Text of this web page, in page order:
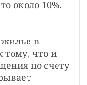
около 10%.
жилье в
тому, что и
по счету